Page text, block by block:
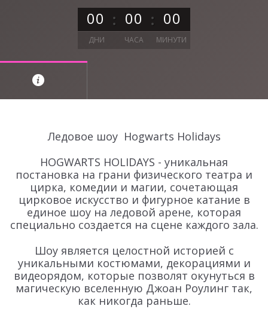
00 00 00
ДНИ ЧАСА МИНУТИ
Ледовое шоу Hogwarts Holidays
HOGWARTS HOLIDAYS - уникальная
постановка на грани физического театра и
цирка, комедии и магии, сочетающая
цирковое искусство и фигурное катание в
единое шоу на ледовой арене, которая
специально создается на сцене каждого зала.
Шоу является целостной историей с
уникальными костюмами, декорациями и
видеорядом, которые позволят окунуться в
магическую вселенную Джоан Роулинг так,
как никогда раньше.